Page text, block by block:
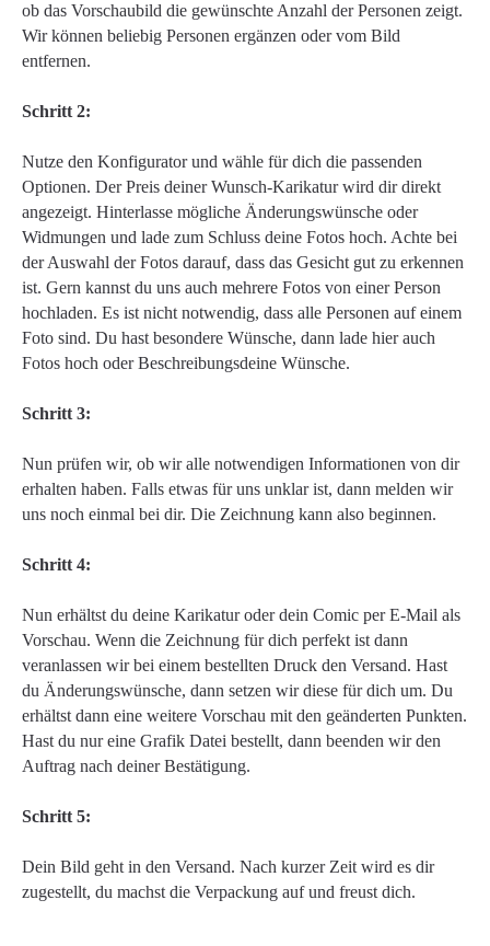
ob das Vorschaubild die gewünschte Anzahl der Personen zeigt.
Wir können beliebig Personen ergänzen oder vom Bild
entfernen.
Schritt 2:
Nutze den Konfigurator und wähle für dich die passenden
Optionen. Der Preis deiner Wunsch-Karikatur wird dir direkt
angezeigt. Hinterlasse mögliche Änderungswünsche oder
Widmungen und lade zum Schluss deine Fotos hoch. Achte bei
der Auswahl der Fotos darauf, dass das Gesicht gut zu erkennen
ist. Gern kannst du uns auch mehrere Fotos von einer Person
hochladen. Es ist nicht notwendig, dass alle Personen auf einem
Foto sind. Du hast besondere Wünsche, dann lade hier auch
Fotos hoch oder Beschreibungsdeine Wünsche.
Schritt 3:
Nun prüfen wir, ob wir alle notwendigen Informationen von dir
erhalten haben. Falls etwas für uns unklar ist, dann melden wir
uns noch einmal bei dir. Die Zeichnung kann also beginnen.
Schritt 4:
Nun erhältst du deine Karikatur oder dein Comic per E-Mail als
Vorschau. Wenn die Zeichnung für dich perfekt ist dann
veranlassen wir bei einem bestellten Druck den Versand. Hast
du Änderungswünsche, dann setzen wir diese für dich um. Du
erhältst dann eine weitere Vorschau mit den geänderten Punkten.
Hast du nur eine Grafik Datei bestellt, dann beenden wir den
Auftrag nach deiner Bestätigung.
Schritt 5:
Dein Bild geht in den Versand. Nach kurzer Zeit wird es dir
zugestellt, du machst die Verpackung auf und freust dich.